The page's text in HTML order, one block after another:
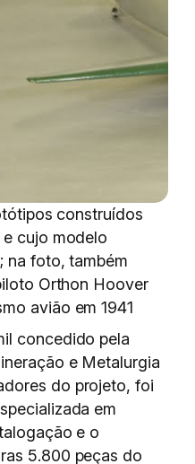
construídos
cujo modelo
na foto, também
Orthon Hoover
avião em 1941
concedido pela
e Metalurgia
do projeto, foi
em
e o
5.800 peças do